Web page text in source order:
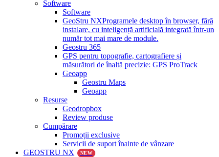
Software
Software
GeoStru NXProgramele desktop în browser, fără
instalare, cu inteligență artificială integrată într-un
număr tot mai mare de module.
Geostru 365
GPS pentru topografie, cartografiere și
măsurători de înaltă precizie: GPS ProTrack
Geoapp
Geostru Maps
Geoapp
Resurse
Geodropbox
Review produse
Cumpărare
Promoții exclusive
Servicii de suport înainte de vânzare
GEOSTRU NX
NEW